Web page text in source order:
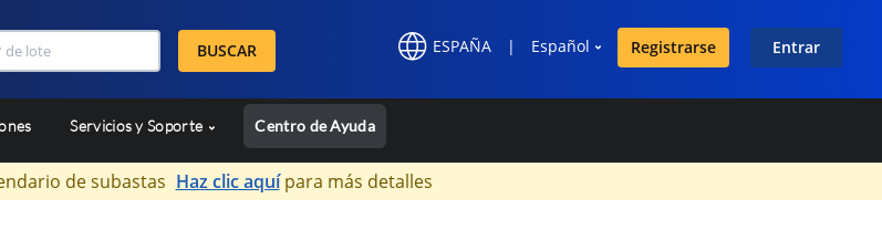
BUSCAR ESPAÑA | Español Registrarse Entrar
Servicios y Soporte Centro de Ayuda
de subastas Haz clic aquípara más detalles